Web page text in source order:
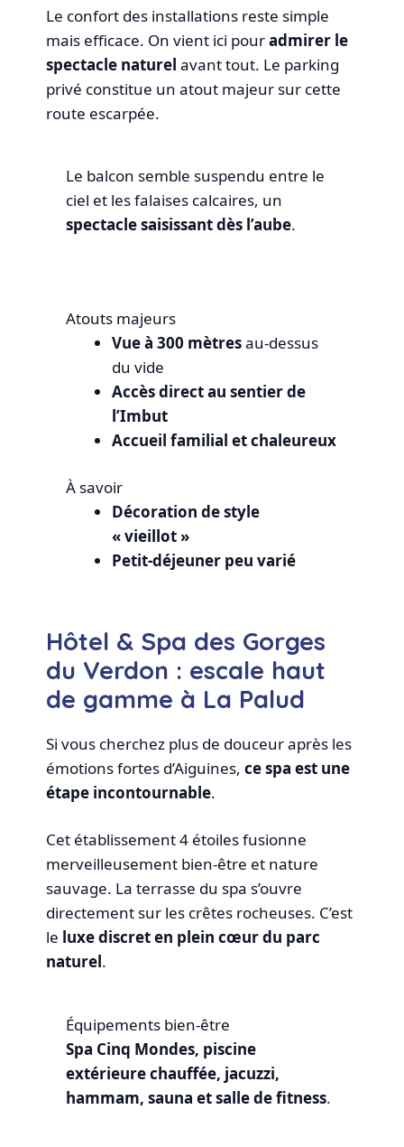
Le confort des installations reste simple
mais efficace. On vient ici pouradmirer le
spectacle naturel avant tout. Le parking
privé constitue un atout majeur sur cette
route escarpée.
Le balcon semble suspendu entre le
ciel et les falaises calcaires, un
spectacle saisissant dès l’aube.
Atouts majeurs
Vue à 300 mètresau-dessus
du vide
Accès direct au sentier de
l’Imbut
Accueil familial et chaleureux
À savoir
Décoration de style
« vieillot »
Petit-déjeuner peu varié
Hôtel & Spa des Gorges
du Verdon : escale haut
de gamme à La Palud
Si vous cherchez plus de douceur après les
émotions fortes d’Aiguines,ce spa est une
étape incontournable.
Cet établissement 4 étoiles fusionne
merveilleusement bien-être et nature
sauvage. La terrasse du spa s’ouvre
directement sur les crêtes rocheuses. C’est
le luxe discret en plein cœur du parc
naturel.
Équipements bien-être
Spa Cinq Mondes, piscine
extérieure chauffée, jacuzzi,
hammam, sauna et salle de fitness.